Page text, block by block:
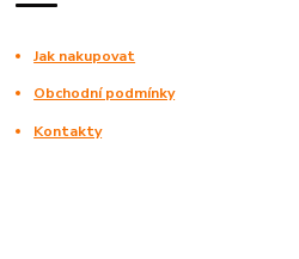
Jak nakupovat
Obchodní podmínky
Kontakty